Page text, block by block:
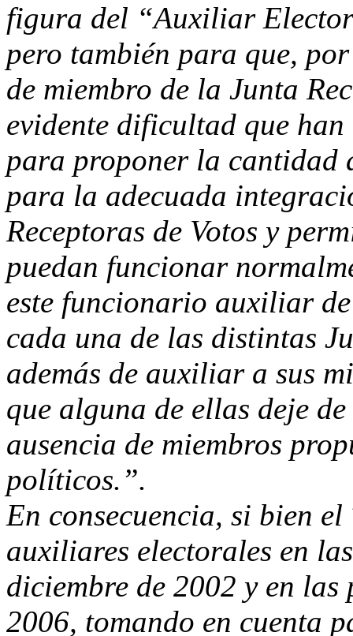
figura del “Auxiliar
pero también para que,
de miembro de la Junta
evidente dificultad que
para proponer la cantidad
para la adecuada
Receptoras de Votos y
puedan funcionar
este funcionario auxiliar
cada una de las distintas
además de auxiliar a sus
que alguna de ellas deje
ausencia de miembros
políticos.”.
En consecuencia, si bien
auxiliares electorales en
diciembre de 2002 y en las
2006, tomando en cuenta